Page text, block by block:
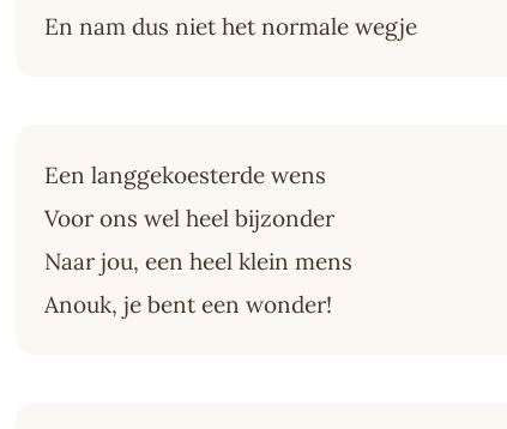
En nam dus niet het normale wegje
Een langgekoesterde wens
Voor ons wel heel bijzonder
Naar jou, een heel klein mens
Anouk, je bent een wonder!